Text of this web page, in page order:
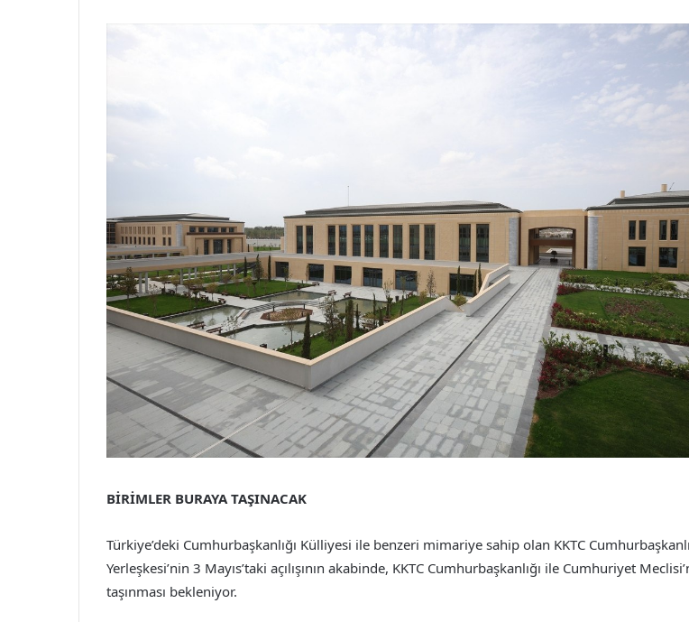
BİRİMLER BURAYA TAŞINACAK
Türkiye’deki Cumhurbaşkanlığı Külliyesi ile benzeri mimariye sahip olan KKTC
Yerleşkesi’nin 3 Mayıs’taki açılışının akabinde, KKTC Cumhurbaşkanlığı ile Cumhuriyet
taşınması bekleniyor.